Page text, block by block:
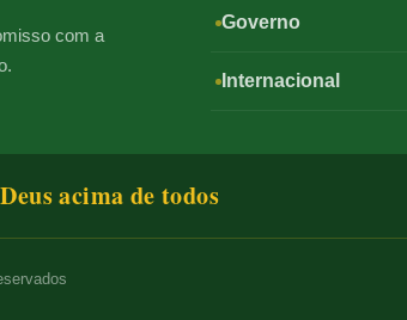
com a
Governo
Internacional
acima de todos